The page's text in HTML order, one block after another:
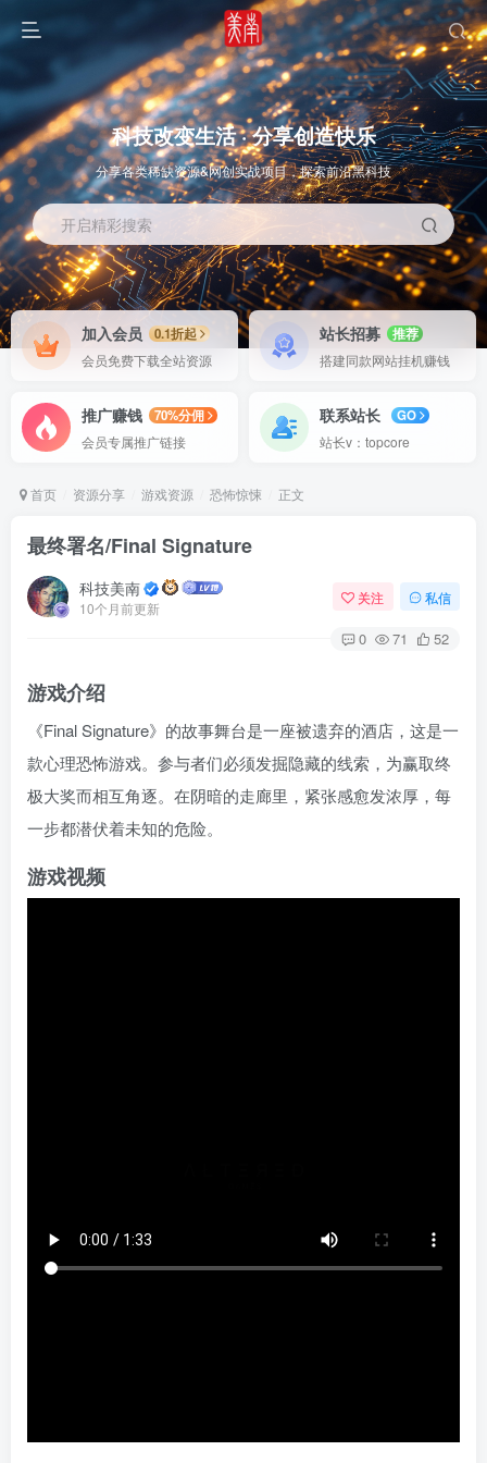
OS教程 SOFT教程
软件 Linux软件 Android软件
科技改变生活 · 分享创造快乐
分享各类稀缺资源&网创实战项目，探索前沿黑科技
开启精彩搜索
加入会员
0.1折起
会员免费下载全站资源
站长招募
推荐
搭建同款网站挂机赚钱
推广赚钱
70%分佣
会员专属推广链接
联系站长
GO
站长v：topcore
首页 资源分享 游戏资源 恐怖惊悚 正文
最终署名/Final Signature
科技美南
10个月前更新
关注 私信
0 71 52
游戏介绍
《Final Signature》的故事舞台是一座被遗弃的酒店，这是一
款心理恐怖游戏。参与者们必须发掘隐藏的线索，为赢取终
极大奖而相互角逐。在阴暗的走廊里，紧张感愈发浓厚，每
一步都潜伏着未知的危险。
游戏视频